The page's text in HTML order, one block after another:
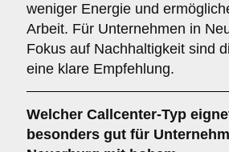
weniger Energie und
Arbeit. Für Unternehmen in
Fokus auf Nachhaltigkeit sind
eine klare Empfehlung.
Welcher Callcenter-Typ
besonders gut für